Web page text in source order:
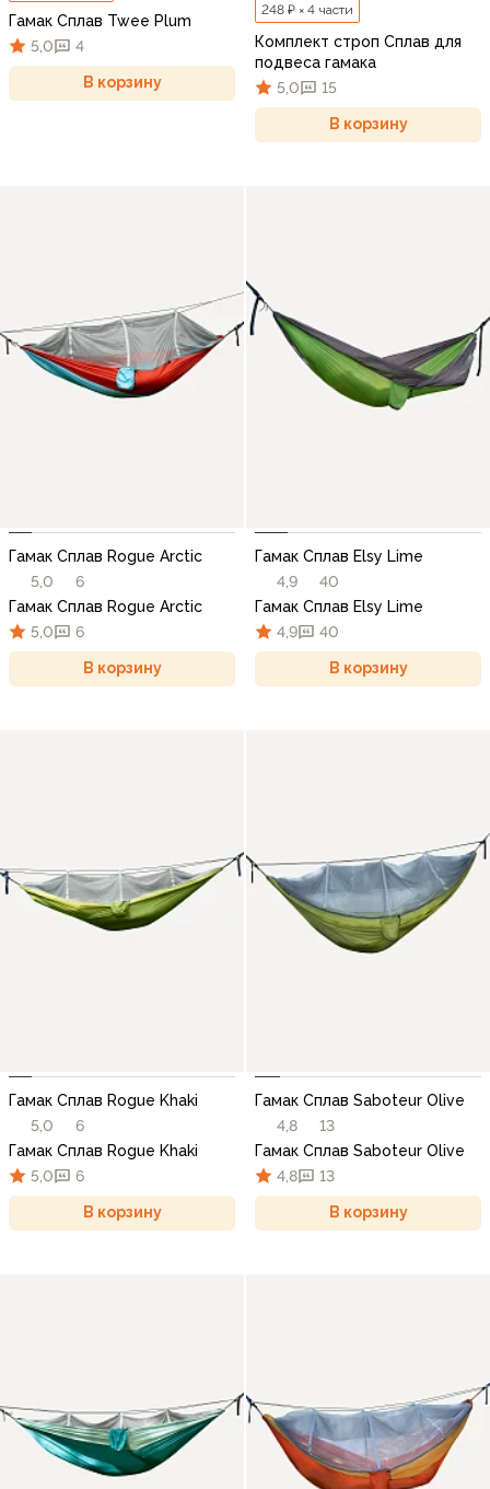
Гамак Сплав Twee Plum
5,0
4
В корзину
248 ₽ × 4 части
Комплект строп Сплав для
подвеса гамака
5,0
15
В корзину
Гамак Сплав Rogue Arctic
5,0
6
Гамак Сплав Rogue Arctic
5,0
6
В корзину
Гамак Сплав Elsy Lime
4,9
40
Гамак Сплав Elsy Lime
4,9
40
В корзину
Гамак Сплав Rogue Khaki
5,0
6
Гамак Сплав Rogue Khaki
5,0
6
В корзину
Гамак Сплав Saboteur Olive
4,8
13
Гамак Сплав Saboteur Olive
4,8
13
В корзину